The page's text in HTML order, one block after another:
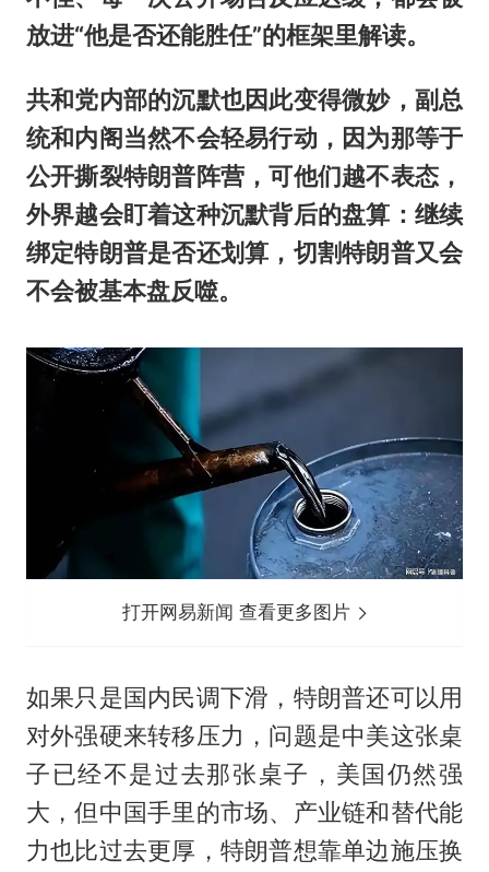
放进“他是否还能胜任”的框架里解读。
共和党内部的沉默也因此变得微妙，副总
统和内阁当然不会轻易行动，因为那等于
公开撕裂特朗普阵营，可他们越不表态，
外界越会盯着这种沉默背后的盘算：继续
绑定特朗普是否还划算，切割特朗普又会
不会被基本盘反噬。
打开网易新闻 查看更多图片
如果只是国内民调下滑，特朗普还可以用
对外强硬来转移压力，问题是中美这张桌
子已经不是过去那张桌子，美国仍然强
大，但中国手里的市场、产业链和替代能
力也比过去更厚，特朗普想靠单边施压换